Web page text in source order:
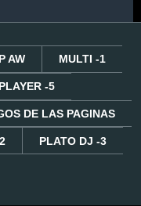
AW MULTI -1
PLAYER -5
DE LAS PAGINAS
PLATO DJ -3